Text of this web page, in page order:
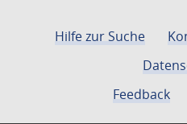
Hilfe zur Suche
Feedback